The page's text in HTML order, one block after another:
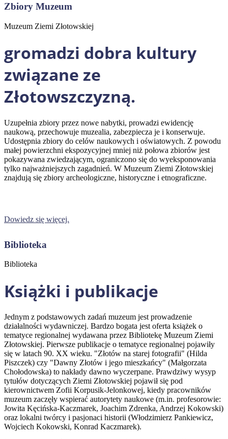
Zbiory Muzeum
Muzeum Ziemi Złotowskiej
gromadzi dobra kultury
związane ze
Złotowszczyzną.
Uzupełnia zbiory przez nowe nabytki, prowadzi ewidencję
naukową, przechowuje muzealia, zabezpiecza je i konserwuje.
Udostępnia zbiory do celów naukowych i oświatowych. Z powodu
małej powierzchni ekspozycyjnej mniej niż połowa zbiorów jest
pokazywana zwiedzającym, ograniczono się do wyeksponowania
tylko najważniejszych zagadnień. W Muzeum Ziemi Złotowskiej
znajdują się zbiory archeologiczne, historyczne i etnograficzne.
Dowiedz się więcej.
Biblioteka
Biblioteka
Książki i publikacje
Jednym z podstawowych zadań muzeum jest prowadzenie
działalności wydawniczej. Bardzo bogata jest oferta książek o
tematyce regionalnej wydawana przez Bibliotekę Muzeum Ziemi
Złotowskiej. Pierwsze publikacje o tematyce regionalnej pojawiły
się w latach 90. XX wieku. "Złotów na starej fotografii" (Hilda
Piszczek) czy "Dawny Złotów i jego mieszkańcy" (Małgorzata
Chołodowska) to nakłady dawno wyczerpane. Prawdziwy wysyp
tytułów dotyczących Ziemi Złotowskiej pojawił się pod
kierownictwem Zofii Korpusik-Jelonkowej, kiedy pracowników
muzeum zaczęły wspierać autorytety naukowe (m.in. profesorowie:
Jowita Kęcińska-Kaczmarek, Joachim Zdrenka, Andrzej Kokowski)
oraz lokalni twórcy i pasjonaci historii (Włodzimierz Pankiewicz,
Wojciech Kokowski, Konrad Kaczmarek).